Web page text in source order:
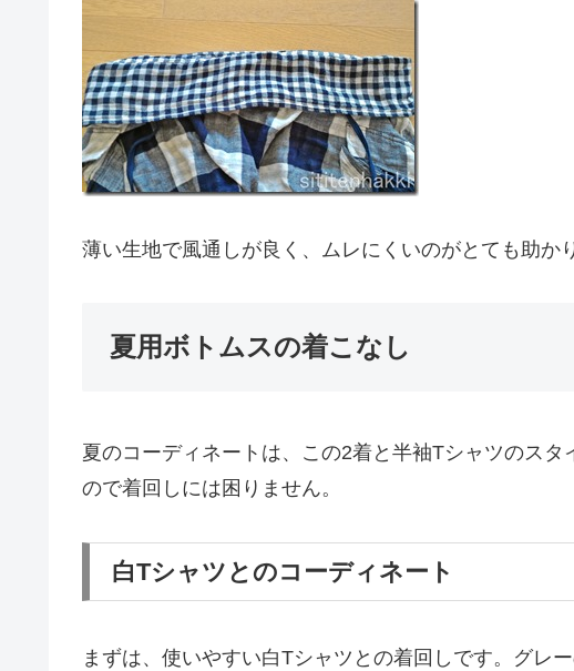
薄い生地で風通しが良く、ムレにくいのがとても助か
夏用ボトムスの着こなし
夏のコーディネートは、この2着と半袖Tシャツのス
ので着回しには困りません。
白Tシャツとのコーディネート
まずは、使いやすい白Tシャツとの着回しです。グレ